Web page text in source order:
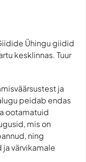
Ühingu giidid
kesklinnas. Tuur
ja
peidab endas
ootamatuid
mis on
ning
värvikamale